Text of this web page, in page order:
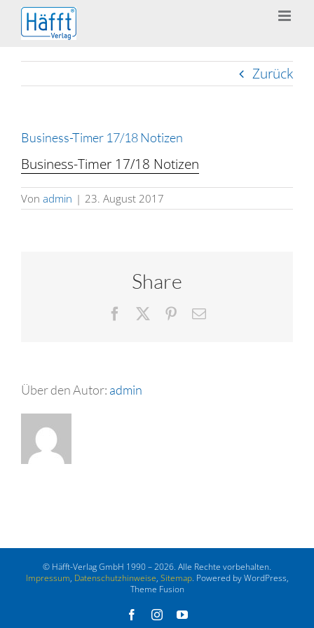
Zum
Inhalt
springen
Zurück
Business-Timer 17/18 Notizen
Business-Timer 17/18 Notizen
Von admin | 23. August 2017
Share
Facebook Pinterest
E-
Über den Autor: admin
© Häfft-Verlag GmbH 1990 – 2026. Alle Rechte vorbehalten.
Impressum, Datenschutzhinweise, Sitemap. Powered by WordPress,
Theme Fusion
FacebookInstagramYouTube